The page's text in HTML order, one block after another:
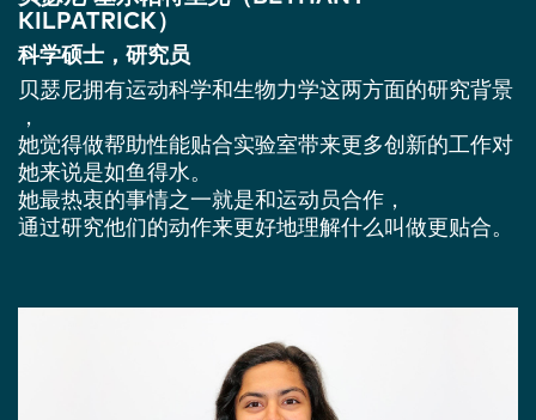
KILPATRICK）
科学硕士，研究员
贝瑟尼拥有运动科学和生物力学这两方面的研究背景
，
她觉得做帮助性能贴合实验室带来更多创新的工作对
她来说是如鱼得水。
她最热衷的事情之一就是和运动员合作，
通过研究他们的动作来更好地理解什么叫做更贴合。